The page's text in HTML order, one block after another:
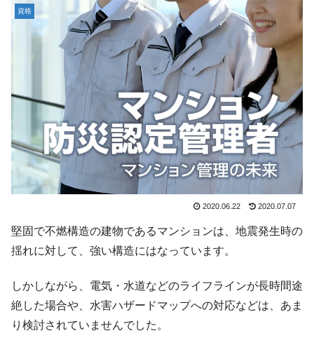
資格
2020.06.22 2020.07.07
堅固で不燃構造の建物であるマンションは、地震発生時の
揺れに対して、強い構造にはなっています。
しかしながら、電気・水道などのライフラインが長時間途
絶した場合や、水害ハザードマップへの対応などは、あま
り検討されていませんでした。